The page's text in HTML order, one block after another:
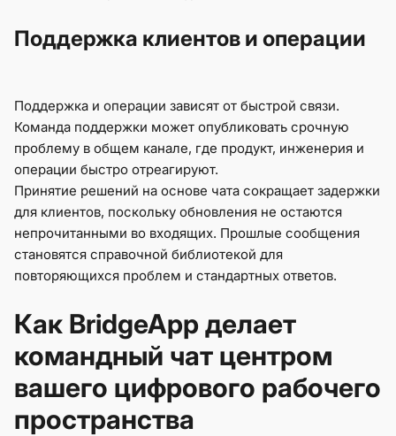
Поддержка клиентов и операции
Поддержка и операции зависят от быстрой связи.
Команда поддержки может опубликовать срочную
проблему в общем канале, где продукт, инженерия и
операции быстро отреагируют.
Принятие решений на основе чата сокращает задержки
для клиентов, поскольку обновления не остаются
непрочитанными во входящих. Прошлые сообщения
становятся справочной библиотекой для
повторяющихся проблем и стандартных ответов.
Как BridgeApp делает
командный чат центром
вашего цифрового рабочего
пространства